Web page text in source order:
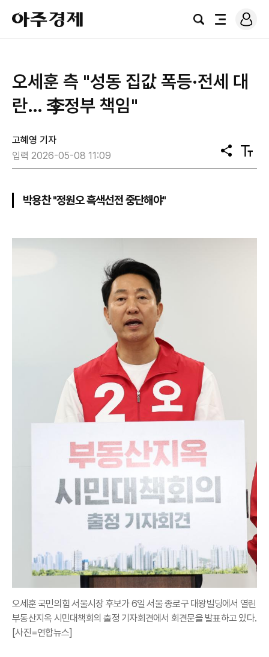
아
주
경
검
전
로
그
오세훈 측 "성동 집값 폭등·전세 대
란… 李정부 책임"
고혜영 기자
입력 2026-05-08 11:09
공
유
텍
스
박용찬 "정원오 흑색선전 중단해야"
오세훈 국민의힘 서울시장 후보가 6일 서울 종로구 대왕빌딩에서 열린
부동산지옥 시민대책회의 출정 기자회견에서 회견문을 발표하고 있다.
[사진=연합뉴스]